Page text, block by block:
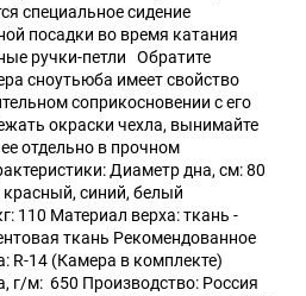
специальное сидение
посадки во время катания
ручки-петли Обратите
сноутьюба имеет свойство
соприкосновении с его
окраски чехла, вынимайте
отдельно в прочном
Диаметр дна, см: 80
синий, белый
110 Материал верха: ткань -
ткань Рекомендованное
R-14 (Камера в комплекте)
г/м: 650 Производство: Россия